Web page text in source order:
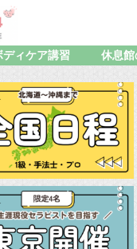
ディケア講習 休息